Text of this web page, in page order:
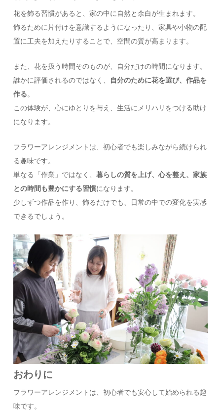
花を飾る習慣があると、家の中に自然と余白が生まれます。
飾るために片付けを意識するようになったり、家具や小物の配
置に工夫を加えたりすることで、空間の質が高まります。
また、花を扱う時間そのものが、自分だけの時間になります。
誰かに評価されるのではなく、
自分のために花を選び、作品を
作る。
この体験が、心にゆとりを与え、生活にメリハリをつける助け
になります。
フラワーアレンジメントは、初心者でも楽しみながら続けられ
る趣味です。
単なる「作業」ではなく、暮らしの質を上げ、心を整え、家族
との時間も豊かにする習慣になります。
少しずつ作品を作り、飾るだけでも、日常の中での変化を実感
できるでしょう。
おわりに
フラワーアレンジメントは、初心者でも安心して始められる趣
味です。